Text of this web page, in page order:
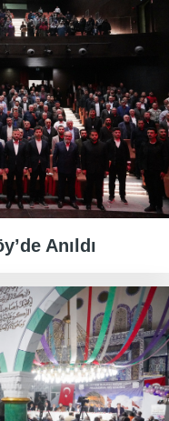
Anıldı